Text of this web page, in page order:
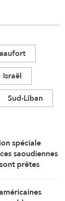
Israël
Sud-Liban
spéciale
saoudiennes
prêtes